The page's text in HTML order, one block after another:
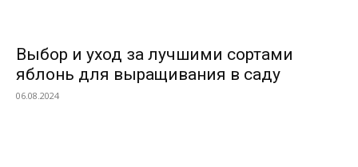
Выбор и уход за лучшими сортами
яблонь для выращивания в саду
06.08.2024